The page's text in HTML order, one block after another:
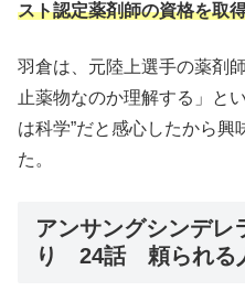
スト認定薬剤師の資格を取
羽倉は、元陸上選手の薬剤
止薬物なのか理解する」と
は科学”だと感心したから興
た。
アンサングシンデレ
り 24話 頼られる